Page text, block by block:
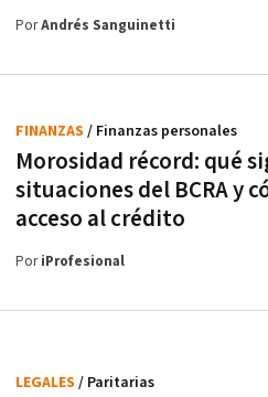
PorAndrés Sanguinetti
Morosidad récord: qué
situaciones del BCRA y
acceso al crédito
FINANZAS / Finanzas personales
PoriProfesional
LEGALES / Paritarias